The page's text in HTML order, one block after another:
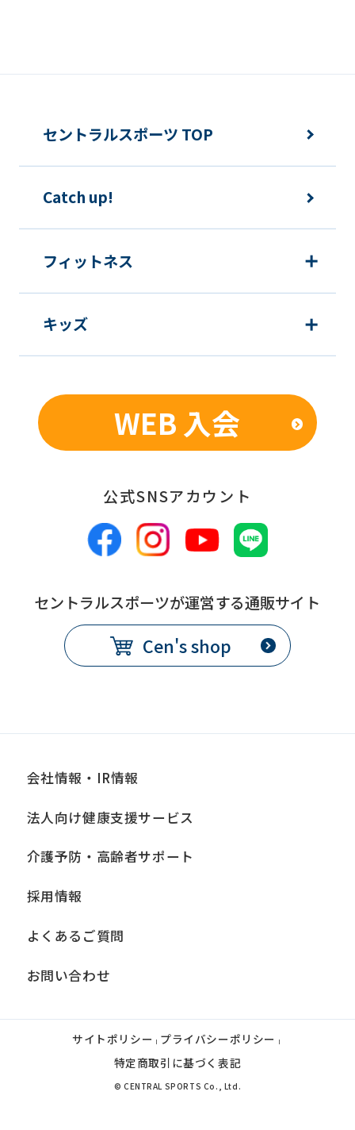
it
may
translation.
differ
from
the
content.
ask
you
fully
understand
this
セントラルスポーツ TOP
Catch up!
フィットネス
キッズ
WEB 入会
公式SNSアカウント
セントラルスポーツが運営する通販サイト
Cen's shop
会社情報・IR情報
法人向け健康支援サービス
介護予防・高齢者サポート
採用情報
よくあるご質問
お問い合わせ
サイトポリシー | プライバシーポリシー |
特定商取引に基づく表記
© CENTRAL SPORTS Co., Ltd.